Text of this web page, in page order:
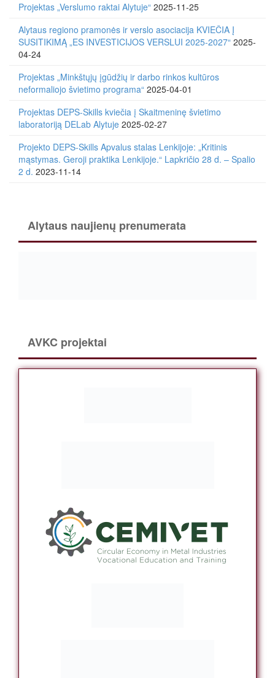
Projektas „Verslumo raktai Alytuje“ 2025-11-25
Alytaus regiono pramonės ir verslo asociacija KVIEČIA Į
SUSITIKIMĄ „ES INVESTICIJOS VERSLUI 2025-2027“ 2025-
04-24
Projektas „Minkštųjų įgūdžių ir darbo rinkos kultūros
neformaliojo švietimo programa“ 2025-04-01
Projektas DEPS-Skills kviečia į Skaitmeninę švietimo
laboratoriją DELab Alytuje 2025-02-27
Projekto DEPS-Skills Apvalus stalas Lenkijoje: „Kritinis
mąstymas. Geroji praktika Lenkijoje.“ Lapkričio 28 d. – Spalio
2 d. 2023-11-14
Alytaus naujienų prenumerata
AVKC projektai